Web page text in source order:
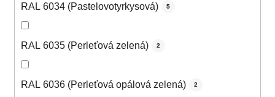
RAL 6034 (Pastelovotyrkysová) 5
RAL 6035 (Perleťová zelená) 2
RAL 6036 (Perleťová opálová zelená) 2